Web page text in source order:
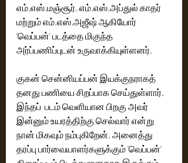
எம்.எஸ்.மஞ்சூர், எம்.எஸ்.அப்துல் காதர்
மற்றும் எம்.எஸ்.அஜீஷ் ஆகியோர்
‘வெப்பன்’ படத்தை மிகுந்த
அர்ப்பணிப்புடன் உருவாக்கியுள்ளனர்.
குகன் சென்னியப்பன் இயக்குநராகத்
தனது பணியை சிறப்பாக செய்துள்ளார்.
இந்தப்  படம் வெளியான பிறகு அவர்
இன்னும் உயரத்திற்கு செல்வார் என்று
நான் மிகவும் நம்புகிறேன். அனைத்து
தரப்பு பார்வையாளர்களுக்கும் ’வெப்பன்’